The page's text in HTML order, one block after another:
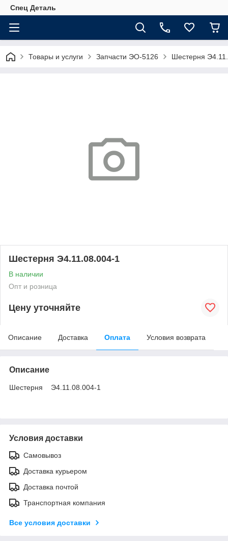
Спец Деталь
Товары и услуги Запчасти ЭО-5126 Шестерня
Шестерня Э4.11.08.004-1
В наличии
Опт и розница
Цену уточняйте
Описание Доставка Оплата Условия возврата
Описание
Шестерня Э4.11.08.004-1
Условия доставки
Самовывоз
Доставка курьером
Доставка почтой
Транспортная компания
Все условия доставки